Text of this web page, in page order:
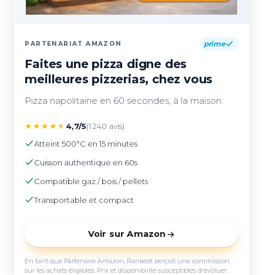
PARTENARIAT AMAZON prime
Faites une pizza digne des
meilleures pizzerias, chez vous
Pizza napolitaine en 60 secondes, à la maison.
★★★★★ 4,7/5(1 240 avis)
Atteint 500°C en 15 minutes
Cuisson authentique en 60s
Compatible gaz / bois / pellets
Transportable et compact
Voir sur Amazon
En tant que Partenaire Amazon, Rankeat perçoit une commission
sur les achats éligibles. Prix et disponibilité susceptibles d'évoluer.